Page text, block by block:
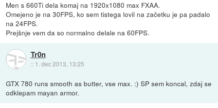
Men s 660Ti dela komaj na 1920x1080 max FXAA.
Omejeno je na 30FPS, ko sem tistega lovil na začetku je pa padalo
na 24FPS.
Prejšnje vem da so normalno delale na 60FPS.
Tr0n
:: 1. dec 2013, 13:25
GTX 780 runs smooth as butter, vse max. :) SP sem koncal, zdaj se
odklepam mayan armor.